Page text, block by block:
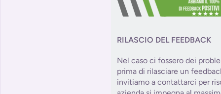
RILASCIO DEL FEEDBACK
Nel caso ci fossero dei
prima di rilasciare un
invitiamo a contattarci per